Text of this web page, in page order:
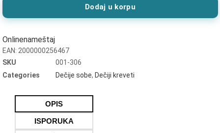
Dodaj u korpu
Onlinenameštaj
EAN: 2000000256467
SKU
001-306
Categories
Dečije sobe, Dečiji kreveti
OPIS
ISPORUKA